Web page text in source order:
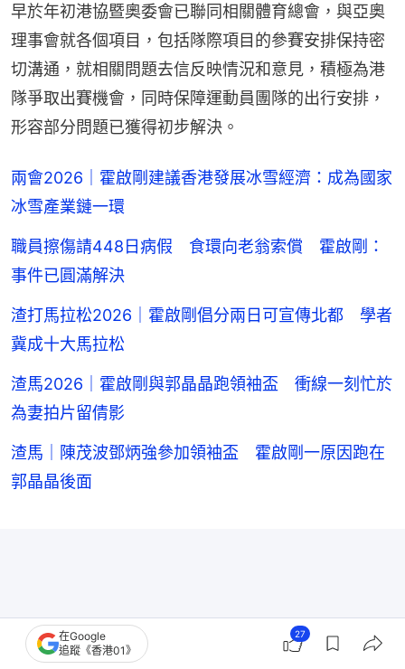
早於年初港協暨奧委會已聯同相關體育總會，與亞奧
理事會就各個項目，包括隊際項目的參賽安排保持密
切溝通，就相關問題去信反映情況和意見，積極為港
隊爭取出賽機會，同時保障運動員團隊的出行安排，
形容部分問題已獲得初步解決。
兩會2026｜霍啟剛建議香港發展冰雪經濟：成為國家
冰雪產業鏈一環
職員擦傷請448日病假 食環向老翁索償 霍啟剛：
事件已圓滿解決
渣打馬拉松2026｜霍啟剛倡分兩日可宣傳北都 學者
冀成十大馬拉松
渣馬2026｜霍啟剛與郭晶晶跑領袖盃 衝線一刻忙於
為妻拍片留倩影
渣馬｜陳茂波鄧炳強參加領袖盃 霍啟剛一原因跑在
郭晶晶後面
在Google
追蹤《香港01》
27